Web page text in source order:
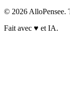
© 2026 AlloPensee.
Fait avec ♥ et IA.